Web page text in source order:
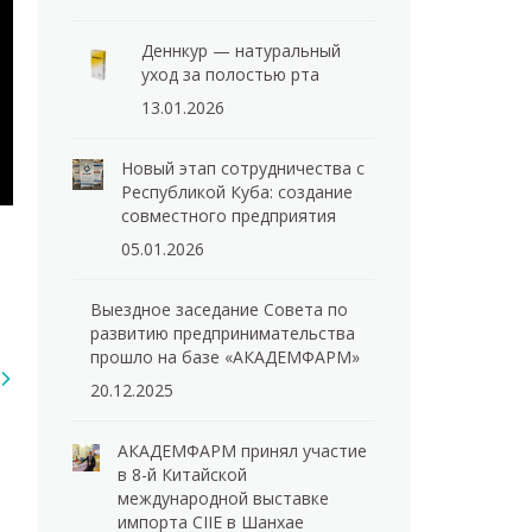
Деннкур — натуральный
уход за полостью рта
13.01.2026
Новый этап сотрудничества с
Республикой Куба: создание
совместного предприятия
05.01.2026
Выездное заседание Совета по
развитию предпринимательства
прошло на базе «АКАДЕМФАРМ»
20.12.2025
АКАДЕМФАРМ принял участие
в 8-й Китайской
международной выставке
импорта CIIE в Шанхае